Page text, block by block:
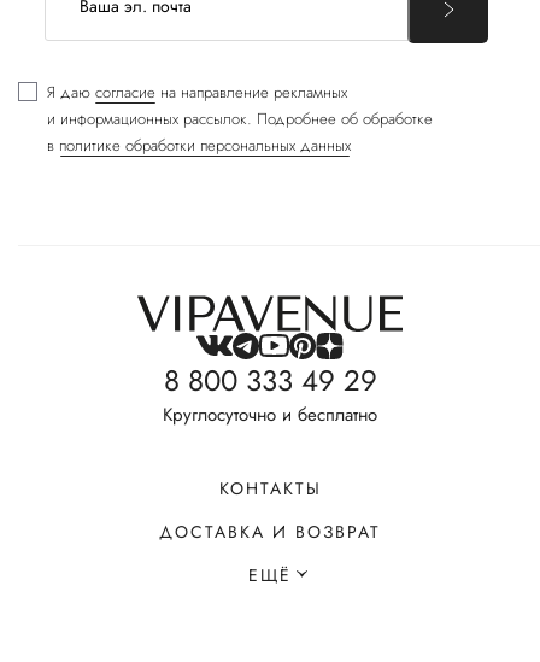
Я даю согласие на направление рекламных
и информационных рассылок. Подробнее об обработке
в политике обработки персональных данных
8 800 333 49 29
Круглосуточно и бесплатно
КОНТАКТЫ
ДОСТАВКА И ВОЗВРАТ
ЕЩЁ